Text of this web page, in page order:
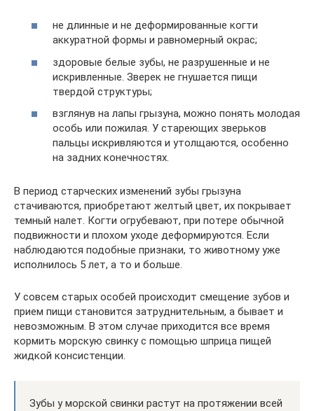
не длинные и не деформированные когти
аккуратной формы и равномерный окрас;
здоровые белые зубы, не разрушенные и не
искривленные. Зверек не гнушается пищи
твердой структуры;
взглянув на лапы грызуна, можно понять молодая
особь или пожилая. У стареющих зверьков
пальцы искривляются и утолщаются, особенно
на задних конечностях.
В период старческих изменений зубы грызуна
стачиваются, приобретают желтый цвет, их покрывает
темный налет. Когти огрубевают, при потере обычной
подвижности и плохом уходе деформируются. Если
наблюдаются подобные признаки, то животному уже
исполнилось 5 лет, а то и больше.
У совсем старых особей происходит смещение зубов и
прием пищи становится затруднительным, а бывает и
невозможным. В этом случае приходится все время
кормить морскую свинку с помощью шприца пищей
жидкой консистенции.
Зубы у морской свинки растут на протяжении всей